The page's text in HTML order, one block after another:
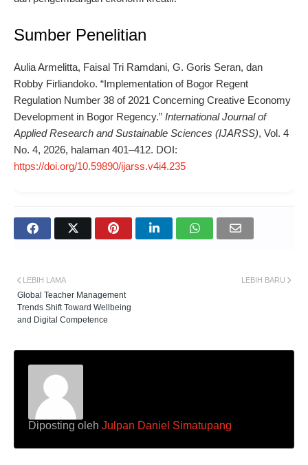
Sumber Penelitian
Aulia Armelitta, Faisal Tri Ramdani, G. Goris Seran, dan
Robby Firliandoko. “Implementation of Bogor Regent
Regulation Number 38 of 2021 Concerning Creative Economy
Development in Bogor Regency.” International Journal of
Applied Research and Sustainable Sciences (IJARSS), Vol. 4
No. 4, 2026, halaman 401–412. DOI:
https://doi.org/10.59890/ijarss.v4i4.235
LEBIH BARU
LEBIH LAMA
Global Teacher Management
Trends Shift Toward Wellbeing
and Digital Competence
Diposting oleh Julpan Daniel Simatupang